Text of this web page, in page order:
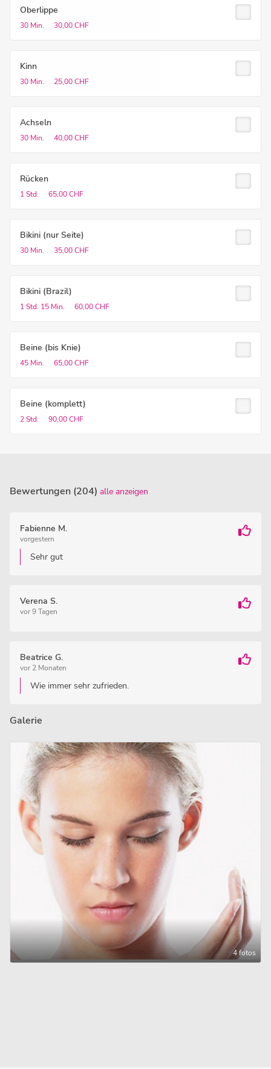
Oberlippe
30 Min. 30,00 CHF
Kinn
30 Min. 25,00 CHF
Achseln
30 Min. 40,00 CHF
Rücken
1 Std. 65,00 CHF
Bikini (nur Seite)
30 Min. 35,00 CHF
Bikini (Brazil)
1 Std. 15 Min. 60,00 CHF
Beine (bis Knie)
45 Min. 65,00 CHF
Beine (komplett)
2 Std. 90,00 CHF
Bewertungen (204) alle anzeigen
Fabienne M.
vorgestern
Sehr gut
Verena S.
vor 9 Tagen
Beatrice G.
vor 2 Monaten
Wie immer sehr zufrieden.
Galerie
4 fotos